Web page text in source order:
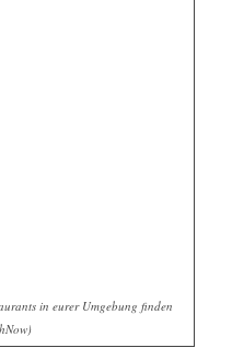
in eurer Umgebung finden